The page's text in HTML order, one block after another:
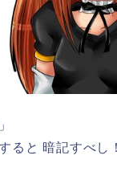
ると 暗記すべし